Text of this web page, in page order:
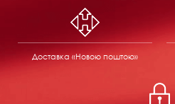
Доставка «Новою поштою»